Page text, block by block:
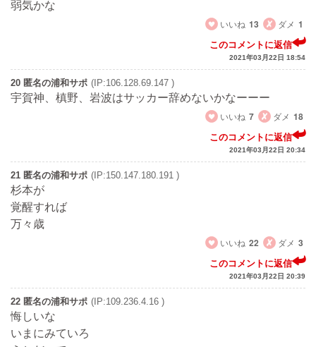
弱気かな
いいね 13 ダメ 1
このコメントに返信
2021年03月22日 18:54
20 匿名の浦和サポ (IP:106.128.69.147 )
宇賀神、槙野、岩波はサッカー辞めないかなーーー
いいね 7 ダメ 18
このコメントに返信
2021年03月22日 20:34
21 匿名の浦和サポ (IP:150.147.180.191 )
杉本が
覚醒すれば
万々歳
いいね 22 ダメ 3
このコメントに返信
2021年03月22日 20:39
22 匿名の浦和サポ (IP:109.236.4.16 )
悔しいな
いまにみていろ